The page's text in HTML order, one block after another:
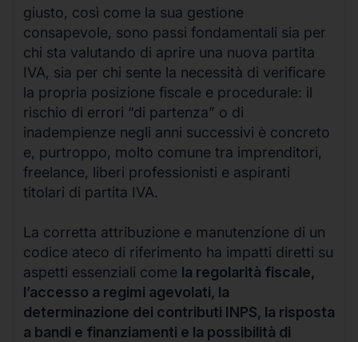
giusto, così come la sua gestione
consapevole, sono passi fondamentali sia per
chi sta valutando di aprire una nuova partita
IVA, sia per chi sente la necessità di verificare
la propria posizione fiscale e procedurale: il
rischio di errori “di partenza” o di
inadempienze negli anni successivi è concreto
e, purtroppo, molto comune tra imprenditori,
freelance, liberi professionisti e aspiranti
titolari di partita IVA.
La corretta attribuzione e manutenzione di un
codice ateco di riferimento ha impatti diretti su
aspetti essenziali come la regolarità fiscale,
l’accesso a regimi agevolati, la
determinazione dei contributi INPS, la risposta
a bandi e finanziamenti e la possibilità di